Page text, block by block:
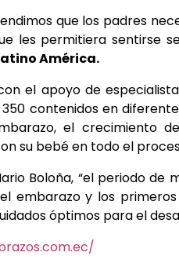
que los padres
les permitiera sentirse
América.
el apoyo de
contenidos en
el crecimiento
su bebé en todo el
Boloña, “el periodo
embarazo y los
óptimos para el